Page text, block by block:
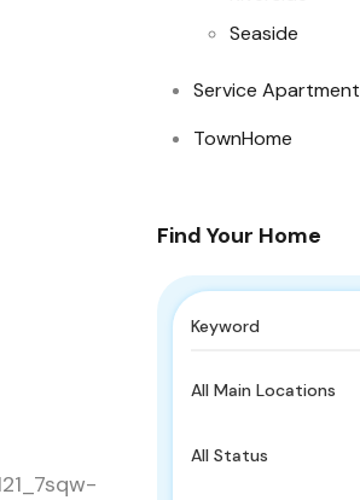
Seaside
Service Apartment
TownHome
Find Your Home
All Main Locations
All Status